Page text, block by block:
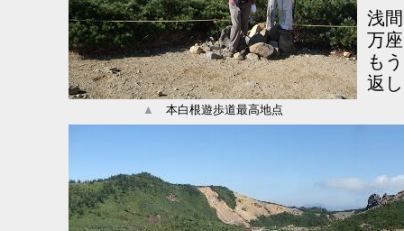
浅
万
も
返
▲ 本白根遊歩道最高地点